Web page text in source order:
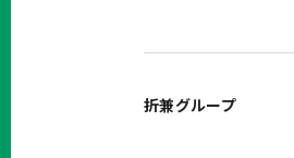
折兼グループ